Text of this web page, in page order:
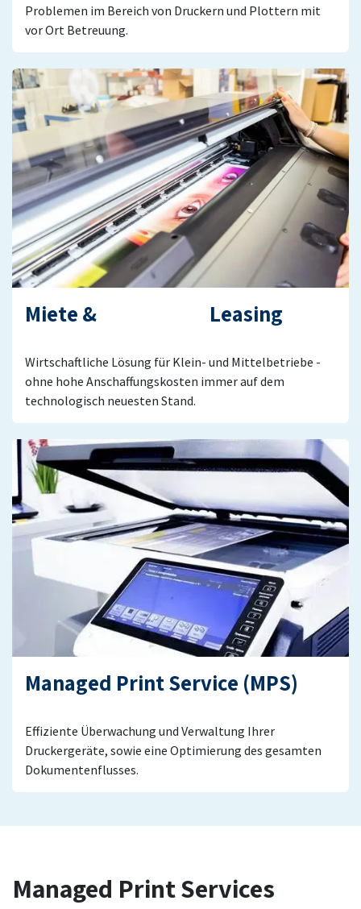
Problemen im Bereich von Druckern und Plottern mit
vor Ort Betreuung.
Miete & Leasing
Wirtschaftliche Lösung für Klein- und Mittelbetriebe -
ohne hohe Anschaffungskosten immer auf dem
technologisch neuesten Stand.
Managed Print Service (MPS)
Effiziente Überwachung und Verwaltung Ihrer
Druckergeräte, sowie eine Optimierung des gesamten
Dokumentenflusses.
Managed Print Services